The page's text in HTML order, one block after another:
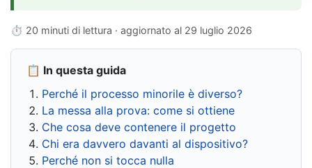
⏱ 20 minuti di lettura · aggiornato al 29 luglio 2026
📋 In questa guida
Perché il processo minorile è diverso?
La messa alla prova: come si ottiene
Che cosa deve contenere il progetto
Chi era davvero davanti al dispositivo?
Perché non si tocca nulla